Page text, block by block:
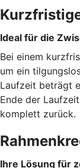
Ideal für die
Bei einem
um ein
Laufzeit beträgt
Ende der
komplett zurück.
Ihre Lösung für